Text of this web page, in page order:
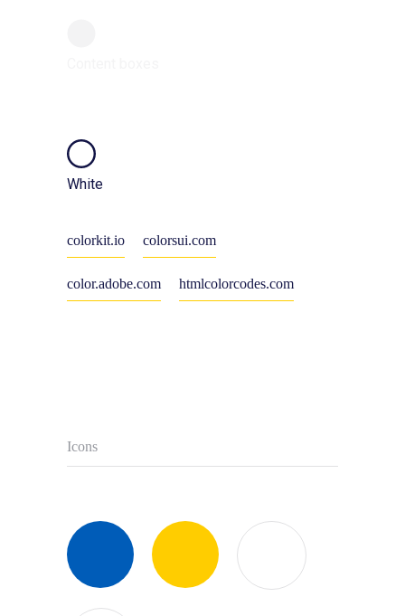
White
colorkit.io colorsui.com
color.adobe.com htmlcolorcodes.com
Icons